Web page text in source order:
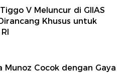
V Meluncur di GIIAS
Khusus untuk
Munoz Cocok dengan Gaya